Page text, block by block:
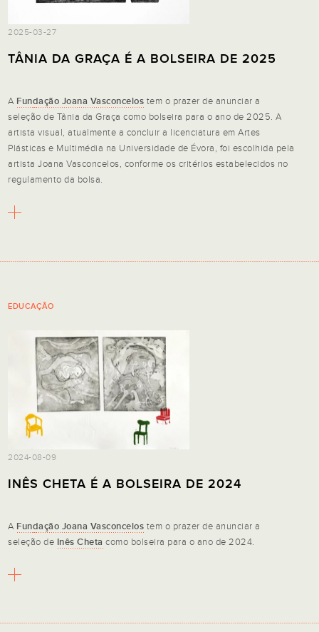
2025-03-27
TÂNIA DA GRAÇA É A BOLSEIRA DE 2025
A Fundação Joana Vasconcelos tem o prazer de anunciar a
seleção de Tânia da Graça como bolseira para o ano de 2025. A
artista visual, atualmente a concluir a licenciatura em Artes
Plásticas e Multimédia na Universidade de Évora, foi escolhida pela
artista Joana Vasconcelos, conforme os critérios estabelecidos no
regulamento da bolsa.
EDUCAÇÃO
2024-08-09
INÊS CHETA É A BOLSEIRA DE 2024
A Fundação Joana Vasconcelos tem o prazer de anunciar a
seleção de Inês Cheta como bolseira para o ano de 2024.